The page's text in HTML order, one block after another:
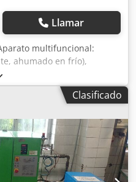
Llamar
multifuncional:
ahumado en frío),
secado, cocción al
velocidades Medición y
Calentamiento eléctrico:
una prueba en cualquier
Clasificado